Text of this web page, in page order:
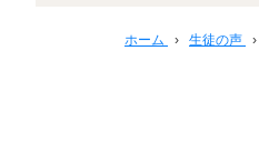
ホーム › 生徒の声 ›